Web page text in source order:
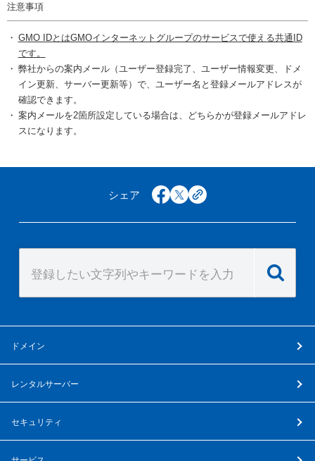
注意事項
GMO IDとはGMOインターネットグループのサービスで使える共通ID
です。
弊社からの案内メール（ユーザー登録完了、ユーザー情報変更、ドメ
イン更新、サーバー更新等）で、ユーザー名と登録メールアドレスが
確認できます。
案内メールを2箇所設定している場合は、どちらかが登録メールアドレ
スになります。
シェア facebook
x copy
ドメイン
レンタルサーバー
セキュリティ